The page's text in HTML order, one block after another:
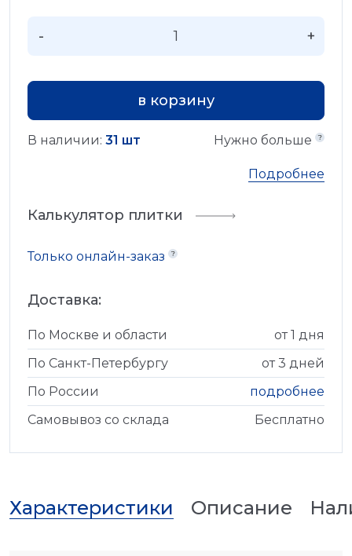
- +
в корзину
В наличии: 31 шт Нужно больше
Подробнее
Калькулятор плитки
Только онлайн-заказ
Доставка:
По Москве и области
от 1 дня
По Санкт-Петербургу
от 3 дней
По России
подробнее
Самовывоз со склада
Бесплатно
Характеристики Описание